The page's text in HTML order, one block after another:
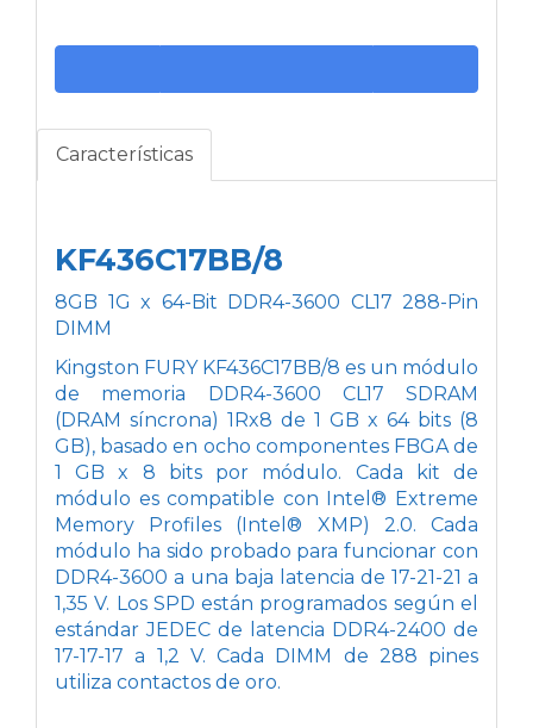
Características
KF436C17BB/8
8GB 1G x 64-Bit DDR4-3600 CL17 288-Pin
DIMM
Kingston FURY KF436C17BB/8 es un módulo
de memoria DDR4-3600 CL17 SDRAM
(DRAM síncrona) 1Rx8 de 1 GB x 64 bits (8
GB), basado en ocho componentes FBGA de
1 GB x 8 bits por módulo. Cada kit de
módulo es compatible con Intel® Extreme
Memory Profiles (Intel® XMP) 2.0. Cada
módulo ha sido probado para funcionar con
DDR4-3600 a una baja latencia de 17-21-21 a
1,35 V. Los SPD están programados según el
estándar JEDEC de latencia DDR4-2400 de
17-17-17 a 1,2 V. Cada DIMM de 288 pines
utiliza contactos de oro.